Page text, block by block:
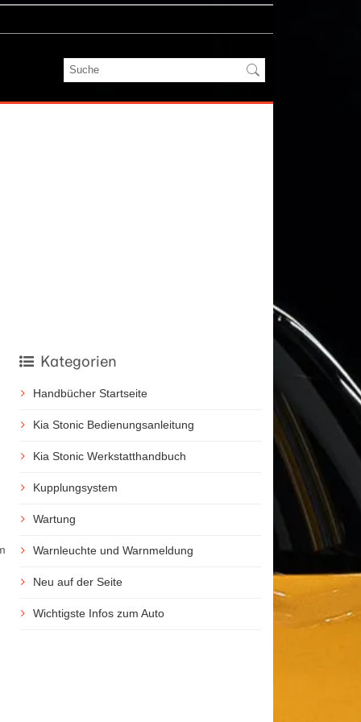
Kategorien
Handbücher Startseite
Kia Stonic Bedienungsanleitung
Kia Stonic Werkstatthandbuch
Kupplungsystem
Wartung
Warnleuchte und Warnmeldung
Neu auf der Seite
Wichtigste Infos zum Auto